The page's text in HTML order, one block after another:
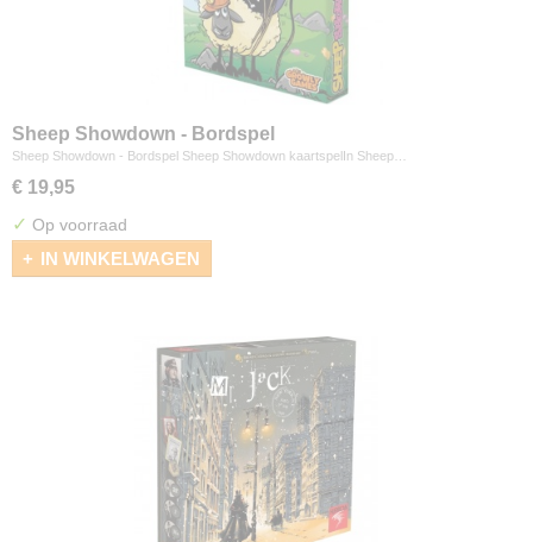
Sheep Showdown - Bordspel
Sheep Showdown - Bordspel Sheep Showdown kaartspelIn Sheep…
€ 19,95
✓ Op voorraad
IN WINKELWAGEN